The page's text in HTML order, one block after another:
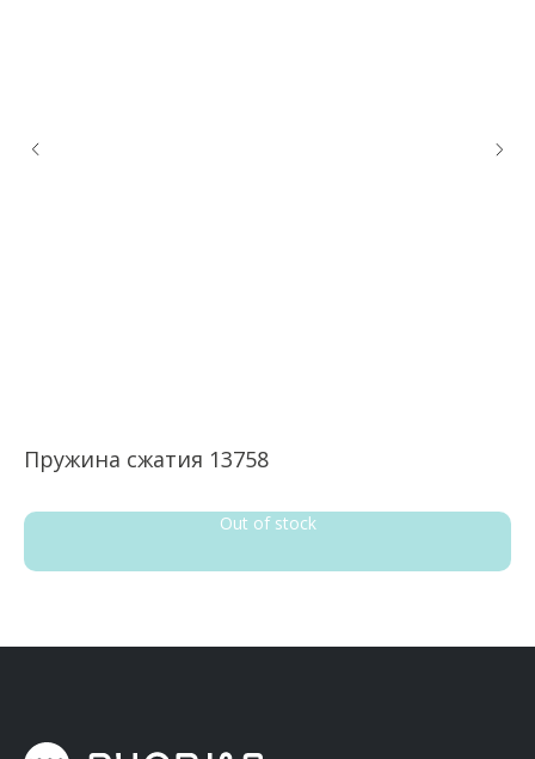
Пружина сжатия 13758
Out of stock